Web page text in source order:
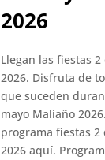
2026
Llegan las fiestas
2026. Disfruta de
que suceden
mayo Maliaño
programa fiestas 2
2026 aquí.